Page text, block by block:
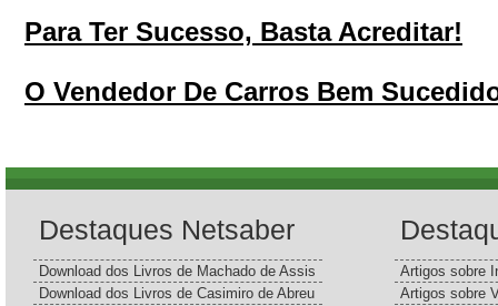
Para Ter Sucesso, Basta Acreditar!
O Vendedor De Carros Bem
Destaques Netsaber
Download dos Livros de Machado de Assis
Download dos Livros de Casimiro de Abreu
Artigos sobre
Artigos sobre